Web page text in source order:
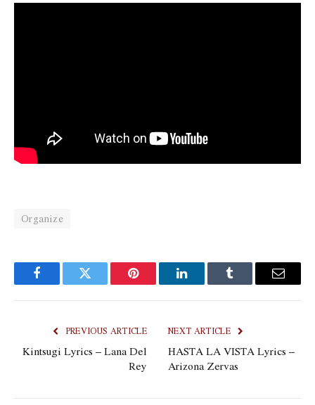
Organize
FacebookTwitter Pinterest LinkedInTumblr Email
PREVIOUS ARTICLE
Kintsugi Lyrics – Lana Del
Rey
NEXT ARTICLE
HASTA LA VISTA Lyrics –
Arizona Zervas